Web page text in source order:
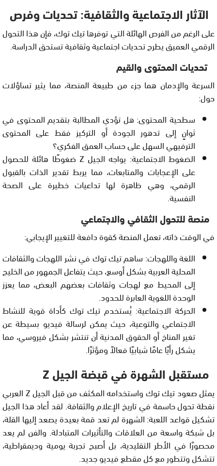
الآثار الاجتماعية والثقافية: تحديات وفرص
على الرغم من الفرص الهائلة التي توفرها تيك توك، فإن هذا التحول
الرقمي العميق يطرح تحديات اجتماعية وثقافية تستحق الدراسة.
تحديات المحتوى والقيم
السرعة والإدمان هما جزء من طبيعة المنصة، مما يثير تساؤلات
حول:
سطحية المحتوى: هل تؤدي المطالبة بتقديم المحتوى في
ثوانٍ إلى تدهور الجودة أو التركيز فقط على المحتوى
الترفيهي السهل على حساب العمق الفكري؟
الضغوط الاجتماعية: يواجه الجيل Z ضغوطًا هائلة للحصول
على الإعجابات والمتابعات، مما يربط تقدير الذات بالقبول
الرقمي، وهي ظاهرة لها تداعيات خطيرة على الصحة
النفسية.
منصة للتحول الثقافي والاجتماعي
في الوقت ذاته، تعمل المنصة كقوة دافعة للتغيير الإيجابي:
اللغة واللهجات: ساهم تيك توك في نشر اللهجات والثقافات
المحلية العربية بشكل أوسع، حيث يتفاعل الجمهور من الخليج
إلى المحيط مع لهجات وثقافات بعضهم البعض، مما يعزز
الوحدة اللغوية العابرة للحدود.
الحركة الاجتماعية: يُستخدم تيك توك كأداة قوية للنشاط
الاجتماعي والتوعية، حيث يمكن لرسالة فيديو بسيطة عن
تغير المناخ أو الحقوق المدنية أن تنتشر بشكل فيروسي، مما
يشكل رأيًا عامًا شبابيًا فعالاً ومؤثرًا.
مستقبل الشهرة في قبضة الجيل Z
يمثل صعود تيك توك واستخدامه المكثف من قبل الجيل Z العربي
نقطة تحول حاسمة في تاريخ الإعلام والثقافة. لقد أعاد هذا الجيل
تشكيل قواعد اللعبة: الشهرة لم تعد قمة بعيدة يصعد إليها القلة،
بل شبكة واسعة من العلاقات والتأثيرات المتبادلة. والفن لم يعد
محصورًا في الأطر التقليدية، بل أصبح تجربة يومية وديمقراطية،
تتشكل وتتطور مع كل مقطع فيديو جديد.